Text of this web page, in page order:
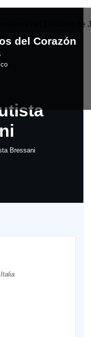
del Corazón
Bressani